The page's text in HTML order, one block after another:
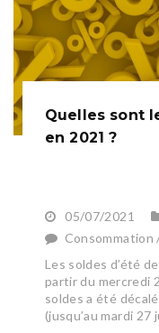
Quelles sont
en 2021 ?
05/07/2021
Les soldes d’été
partir du mercredi
soldes a été
(jusqu’au mardi